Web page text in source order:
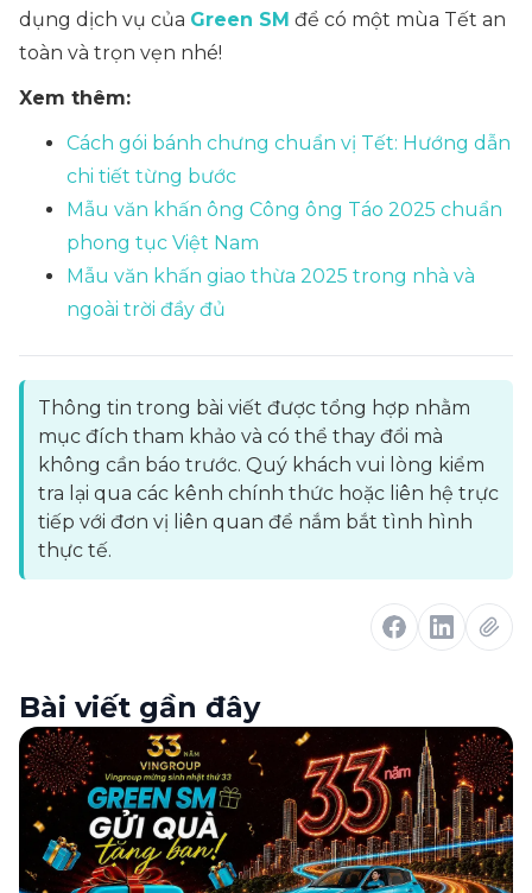
dụng dịch vụ của Green SM để có một mùa Tết an
toàn và trọn vẹn nhé!
Xem thêm:
Cách gói bánh chưng chuẩn vị Tết: Hướng dẫn
chi tiết từng bước
Mẫu văn khấn ông Công ông Táo 2025 chuẩn
phong tục Việt Nam
Mẫu văn khấn giao thừa 2025 trong nhà và
ngoài trời đầy đủ
Thông tin trong bài viết được tổng hợp nhằm
mục đích tham khảo và có thể thay đổi mà
không cần báo trước. Quý khách vui lòng kiểm
tra lại qua các kênh chính thức hoặc liên hệ trực
tiếp với đơn vị liên quan để nắm bắt tình hình
thực tế.
Bài viết gần đây